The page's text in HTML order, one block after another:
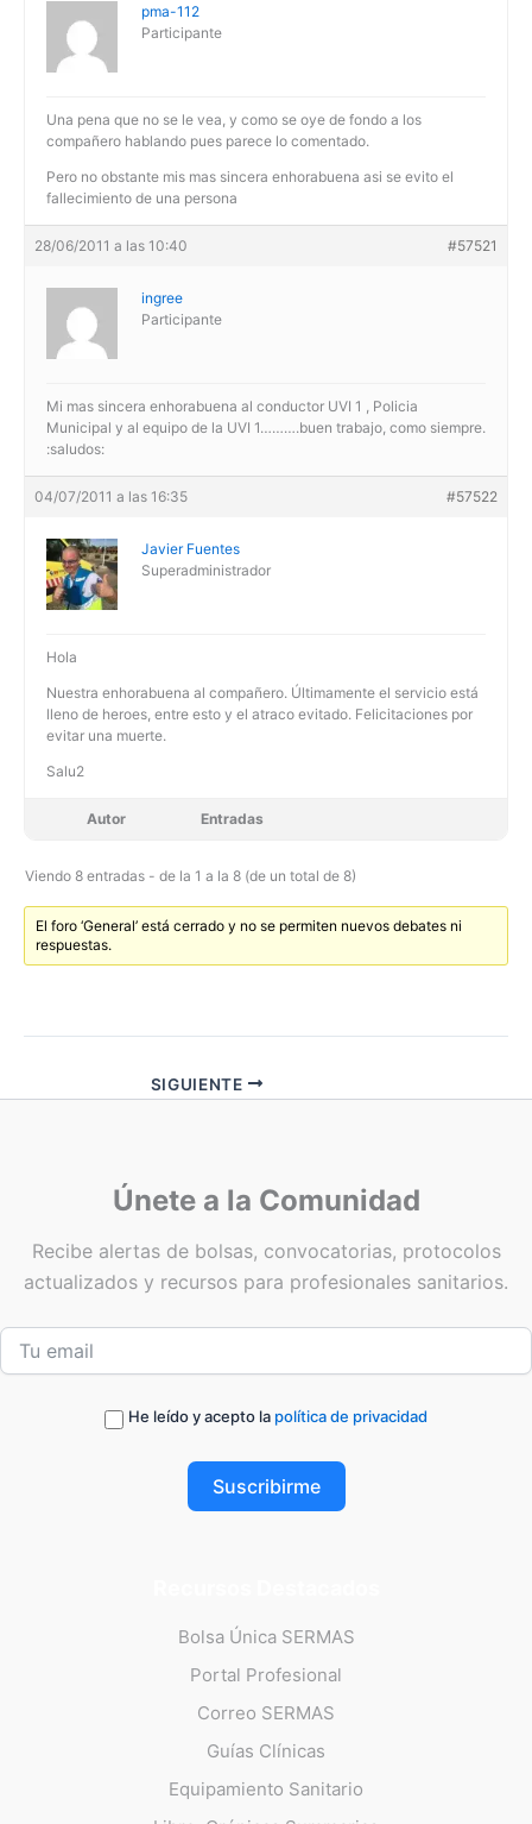
pma-112
Participante
Una pena que no se le vea, y como se oye de fondo a los
compañero hablando pues parece lo comentado.
Pero no obstante mis mas sincera enhorabuena asi se evito el
fallecimiento de una persona
28/06/2011 a las 10:40 #57521
ingree
Participante
Mi mas sincera enhorabuena al conductor UVI 1 , Policia
Municipal y al equipo de la UVI 1……….buen trabajo, como siempre.
:saludos:
04/07/2011 a las 16:35 #57522
Javier Fuentes
Superadministrador
Hola
Nuestra enhorabuena al compañero. Últimamente el servicio está
lleno de heroes, entre esto y el atraco evitado. Felicitaciones por
evitar una muerte.
Salu2
Autor Entradas
Viendo 8 entradas - de la 1 a la 8 (de un total de 8)
El foro ‘General’ está cerrado y no se permiten nuevos debates ni
respuestas.
SIGUIENTE
Únete a la Comunidad
Recibe alertas de bolsas, convocatorias, protocolos
actualizados y recursos para profesionales sanitarios.
He leído y acepto la política de privacidad
Suscribirme
Bolsa Única SERMAS
Portal Profesional
Correo SERMAS
Guías Clínicas
Equipamiento Sanitario